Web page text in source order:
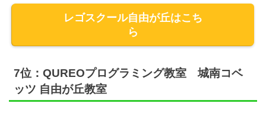
レゴスクール自由が丘はこち
ら
7位：QUREOプログラミング教室 城南コベ
ッツ 自由が丘教室